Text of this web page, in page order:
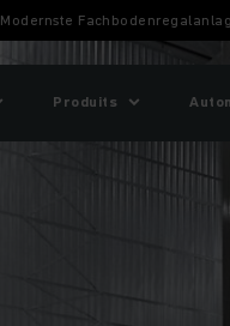
Modernste
Produits